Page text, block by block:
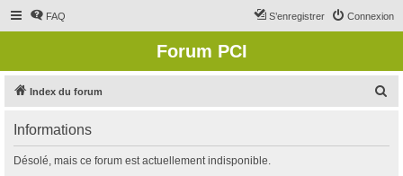
FAQ Connexion
S’enregistrer
Forum PCI
Index du forum
Informations
Désolé, mais ce forum est actuellement indisponible.